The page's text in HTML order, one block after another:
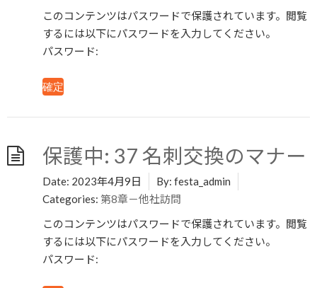
このコンテンツはパスワードで保護されています。閲覧
するには以下にパスワードを入力してください。
パスワード:
保護中: 37 名刺交換のマナー
Date: 2023年4月9日 By: festa_admin
Categories: 第8章－他社訪問
このコンテンツはパスワードで保護されています。閲覧
するには以下にパスワードを入力してください。
パスワード: